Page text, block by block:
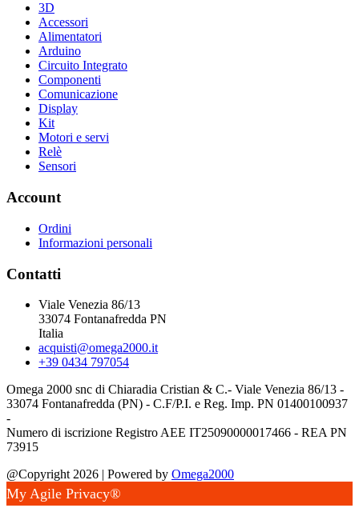
3D
Accessori
Alimentatori
Arduino
Circuito Integrato
Componenti
Comunicazione
Display
Kit
Motori e servi
Relè
Sensori
Account
Ordini
Informazioni personali
Contatti
Viale Venezia 86/13
33074 Fontanafredda PN
Italia
acquisti@omega2000.it
+39 0434 797054
Omega 2000 snc di Chiaradia Cristian & C.- Viale Venezia 86/13 -
33074 Fontanafredda (PN) - C.F/P.I. e Reg. Imp. PN 01400100937
-
Numero di iscrizione Registro AEE IT25090000017466 - REA PN
73915
@Copyright 2026 | Powered by Omega2000
My Agile Privacy®